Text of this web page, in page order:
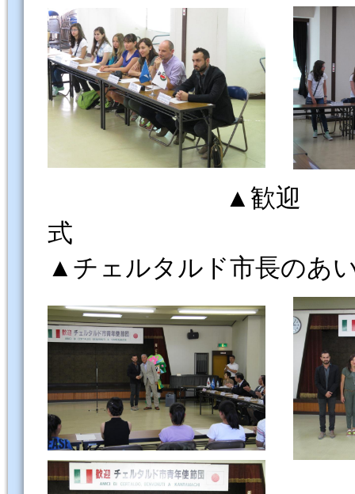
▲歓迎
▲チェルタルド市長のあ